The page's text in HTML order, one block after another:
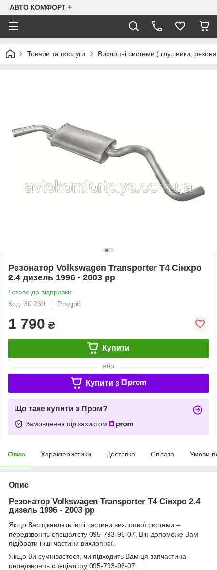
АВТО КОМФОРТ +
Товари та послуги Вихлопні системи ( глушники,
Резонатор Volkswagen Transporter T4 Сінхро
2.4 дизель 1996 - 2003 рр
Готово до відправки
Код: 30.260
Роздріб
1 790 ₴
Купити
або
Купити з
Що таке купити з Пром?
Замовлення під захистом
Опис Характеристики Доставка Оплата Умови
Опис
Резонатор Volkswagen Transporter T4 Сінхро 2.4
дизель 1996 - 2003 рр
Якщо Вас цікавлять інші частини вихлопної системи –
передзвоніть спеціалісту 095-793-96-07. Він допоможе Вам
підібрати інші частини вихлопної.
Якщо Ви сумніваєтеся, чи підходить Вам ця запчастина -
передзвоніть спеціалісту 095-793-96-07.